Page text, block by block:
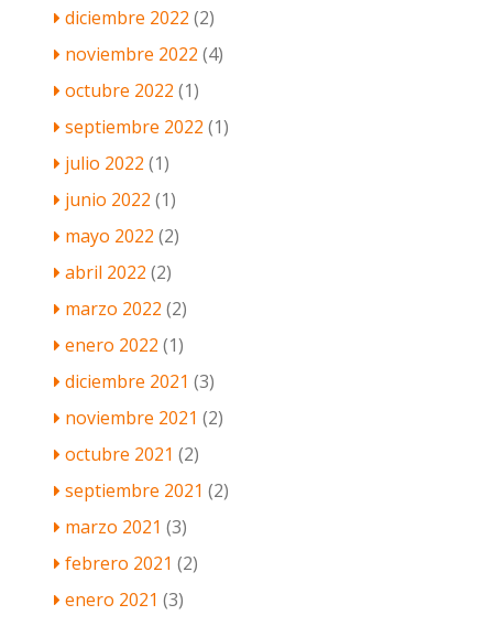
diciembre 2022 (2)
noviembre 2022 (4)
octubre 2022 (1)
septiembre 2022 (1)
julio 2022 (1)
junio 2022 (1)
mayo 2022 (2)
abril 2022 (2)
marzo 2022 (2)
enero 2022 (1)
diciembre 2021 (3)
noviembre 2021 (2)
octubre 2021 (2)
septiembre 2021 (2)
marzo 2021 (3)
febrero 2021 (2)
enero 2021 (3)